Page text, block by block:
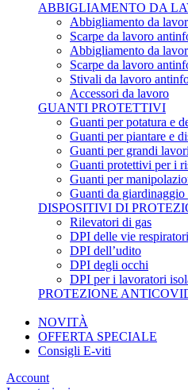
ABBIGLIAMENTO DA
Abbigliamento da
Scarpe da lavoro
Abbigliamento da
Scarpe da lavoro
Stivali da lavoro
Accessori da lavoro
GUANTI PROTETTIVI
Guanti per potatura e
Guanti per piantare e
Guanti per grandi lavori
Guanti protettivi per i
Guanti per
Guanti da giardinaggio
DISPOSITIVI DI
Rilevatori di gas
DPI delle vie
DPI dell’udito
DPI degli occhi
DPI per i lavoratori
PROTEZIONE
NOVITÀ
OFFERTA SPECIALE
Consigli E-viti
Account